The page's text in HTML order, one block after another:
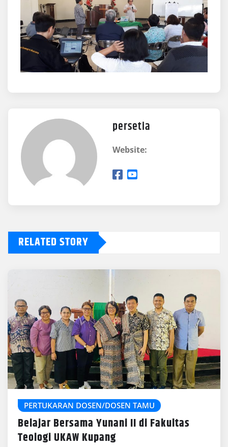
persetia
Website:
RELATED STORY
PERTUKARAN DOSEN/DOSEN TAMU
Belajar Bersama Yunani II di Fakultas
Teologi UKAW Kupang